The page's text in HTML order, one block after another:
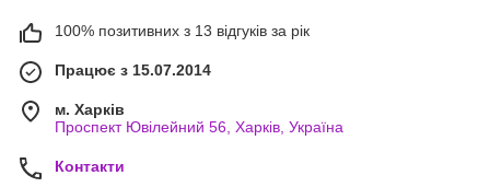
100% позитивних з 13 відгуків за рік
Працює з 15.07.2014
м. Харків
Проспект Ювілейний 56, Харків, Україна
Контакти